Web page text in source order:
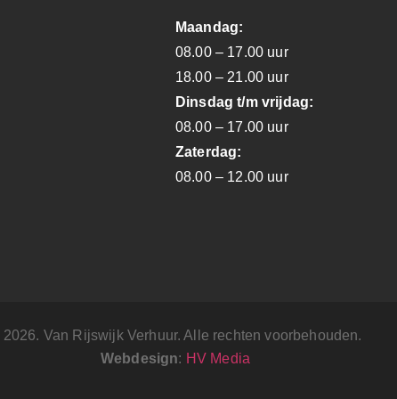
Maandag:
08.00 – 17.00 uur
18.00 – 21.00 uur
Dinsdag t/m vrijdag:
08.00 – 17.00 uur
Zaterdag:
08.00 – 12.00 uur
Van Rijswijk Verhuur. Alle rechten voorbehouden.
Webdesign: HV Media